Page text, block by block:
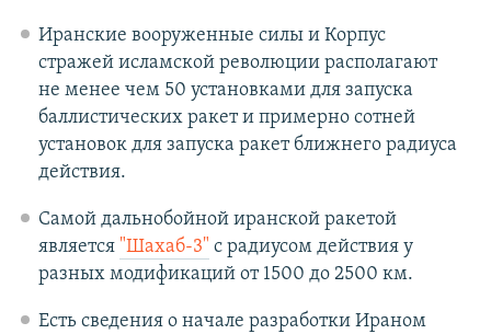
Иранские вооруженные силы и Корпус
стражей исламской революции располагают
не менее чем 50 установками для запуска
баллистических ракет и примерно сотней
установок для запуска ракет ближнего радиуса
действия.
Самой дальнобойной иранской ракетой
является "Шахаб-3" с радиусом действия у
разных модификаций от 1500 до 2500 км.
Есть сведения о начале разработки Ираном